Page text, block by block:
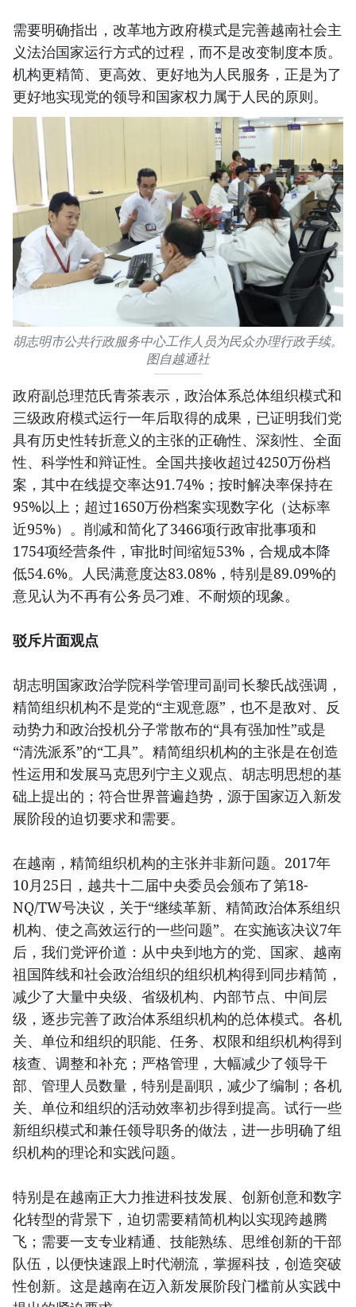
需要明确指出，改革地方政府模式是完善越南社会主
义法治国家运行方式的过程，而不是改变制度本质。
机构更精简、更高效、更好地为人民服务，正是为了
更好地实现党的领导和国家权力属于人民的原则。
胡志明市公共行政服务中心工作人员为民众办理行政手续。
图自越通社
政府副总理范氏青茶表示，政治体系总体组织模式和
三级政府模式运行一年后取得的成果，已证明我们党
具有历史性转折意义的主张的正确性、深刻性、全面
性、科学性和辩证性。全国共接收超过4250万份档
案，其中在线提交率达91.74%；按时解决率保持在
95%以上；超过1650万份档案实现数字化（达标率
近95%）。削减和简化了3466项行政审批事项和
1754项经营条件，审批时间缩短53%，合规成本降
低54.6%。人民满意度达83.08%，特别是89.09%的
意见认为不再有公务员刁难、不耐烦的现象。
驳斥片面观点
胡志明国家政治学院科学管理司副司长黎氏战强调，
精简组织机构不是党的“主观意愿”，也不是敌对、反
动势力和政治投机分子常散布的“具有强加性”或是
“清洗派系”的“工具”。精简组织机构的主张是在创造
性运用和发展马克思列宁主义观点、胡志明思想的基
础上提出的；符合世界普遍趋势，源于国家迈入新发
展阶段的迫切要求和需要。
在越南，精简组织机构的主张并非新问题。2017年
10月25日，越共十二届中央委员会颁布了第18-
NQ/TW号决议，关于“继续革新、精简政治体系组织
机构、使之高效运行的一些问题”。在实施该决议7年
后，我们党评价道：从中央到地方的党、国家、越南
祖国阵线和社会政治组织的组织机构得到同步精简，
减少了大量中央级、省级机构、内部节点、中间层
级，逐步完善了政治体系组织机构的总体模式。各机
关、单位和组织的职能、任务、权限和组织机构得到
核查、调整和补充；严格管理，大幅减少了领导干
部、管理人员数量，特别是副职，减少了编制；各机
关、单位和组织的活动效率初步得到提高。试行一些
新组织模式和兼任领导职务的做法，进一步明确了组
织机构的理论和实践问题。
特别是在越南正大力推进科技发展、创新创意和数字
化转型的背景下，迫切需要精简机构以实现跨越腾
飞；需要一支专业精通、技能熟练、思维创新的干部
队伍，以便快速跟上时代潮流，掌握科技，创造突破
性创新。这是越南在迈入新发展阶段门槛前从实践中